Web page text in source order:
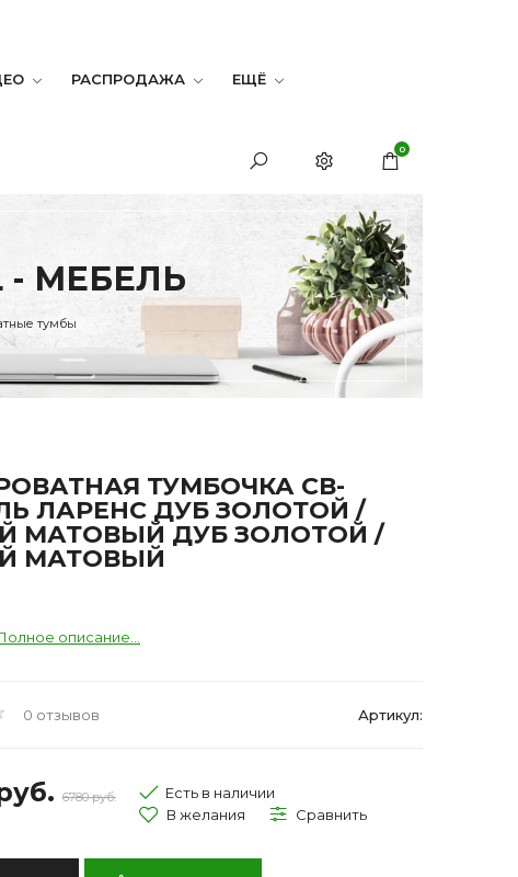
РАСПРОДАЖА ЕЩЁ
0
- МЕБЕЛЬ
тумбы
ТУМБОЧКА СВ-
ЛАРЕНС ДУБ ЗОЛОТОЙ /
МАТОВЫЙ ДУБ ЗОЛОТОЙ /
МАТОВЫЙ
описание...
0 отзывов Артикул:
6780 руб. Есть в наличии